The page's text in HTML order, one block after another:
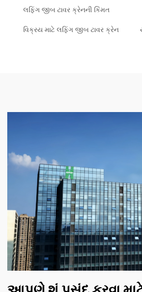
લફિંગ જીબ ટાવર ક્રેનની કિંમત
વિક્રય માટે લફિંગ જીબ ટાવર ક્રેન